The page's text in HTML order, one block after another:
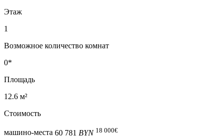
Этаж
1
Возможное количество комнат
0*
Площадь
12.6 м²
Стоимость
машино-места 60 781 BYN 18 000€